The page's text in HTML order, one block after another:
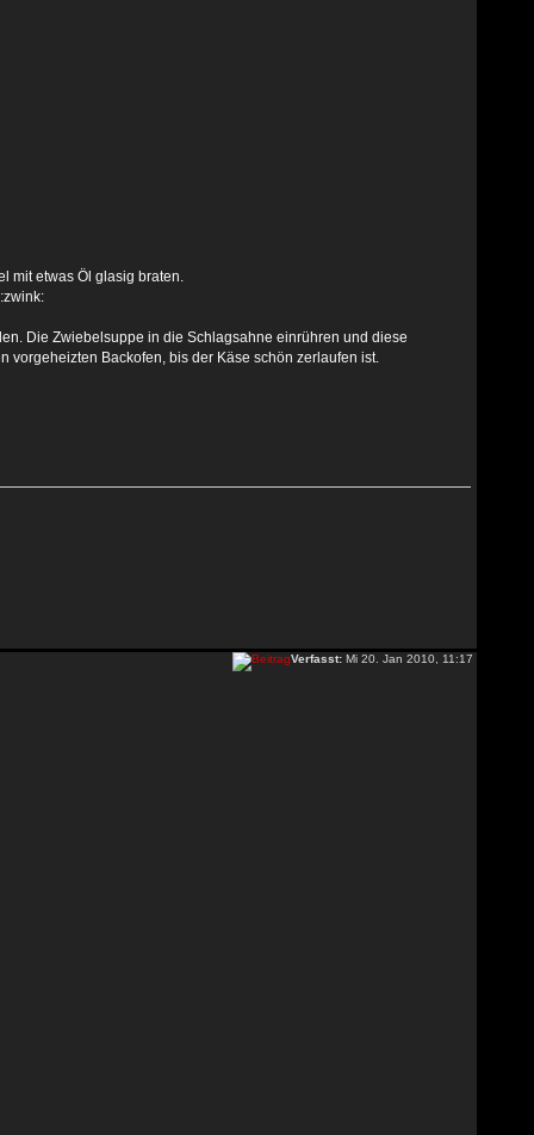
mit etwas Öl glasig braten.
Die Zwiebelsuppe in die Schlagsahne einrühren und diese
Backofen, bis der Käse schön zerlaufen ist.
Verfasst: Mi 20. Jan 2010, 11:17